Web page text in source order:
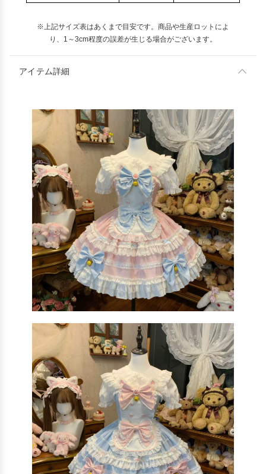
※上記サイズ表はあくまで目安です。商品や生産ロットによ
り、1～3cm程度の誤差が生じる場合がございます。
アイテム詳細